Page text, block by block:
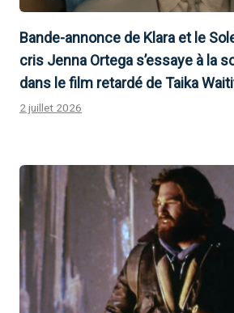
Bande-annonce de Klara et le
cris Jenna Ortega s’essaye à la
dans le film retardé de Taika
2 juillet 2026